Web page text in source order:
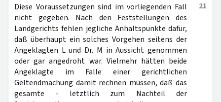
21
Diese Voraussetzungen sind im vorliegenden Fall
nicht gegeben. Nach den Feststellungen des
Landgerichts fehlen jegliche Anhaltspunkte dafür,
daß überhaupt ein solches Vorgehen seitens der
Angeklagten L und Dr. M in Aussicht genommen
oder gar angedroht war. Vielmehr hätten beide
Angeklagte im Falle einer gerichtlichen
Geltendmachung damit rechnen müssen, daß das
gesamte - letztlich zum Nachteil der